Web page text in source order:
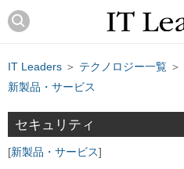
IT Leaders ＞ テクノロジー一覧 ＞
新製品・サービス
セキュリティ
新製品・サービス